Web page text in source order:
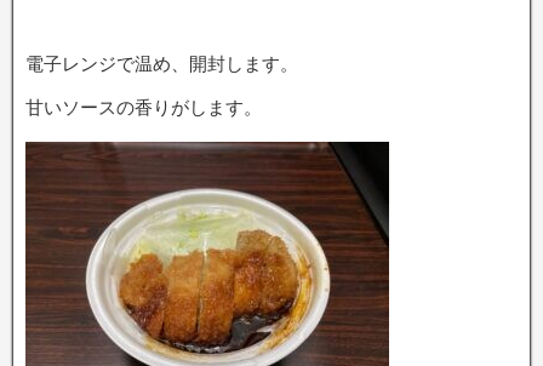
電子レンジで温め、開封します。
甘いソースの香りがします。